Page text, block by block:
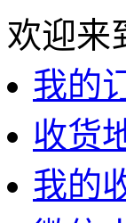
欢迎来
我的
收货
我的